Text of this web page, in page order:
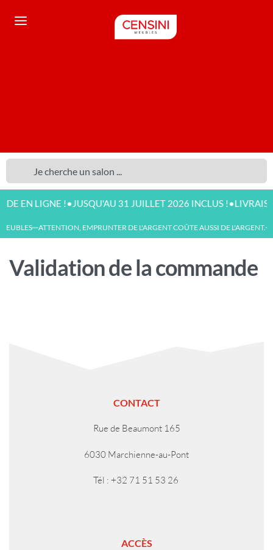
EN LIGNE !•JUSQU'AU 31 JUILLET 2026 INCLUS !•
—ATTENTION, EMPRUNTER DE L'ARGENT COÛTE AUSSI DE L'ARGENT.—
Validation de la commande
CONTACT
Rue de Beaumont 165
6030 Marchienne-au-Pont
Tél : +32 71 51 53 26
ACCÈS